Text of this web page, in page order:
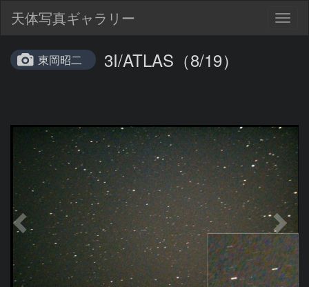
天体写真ギャラリー
東岡昭二 3I/ATLAS（8/19）